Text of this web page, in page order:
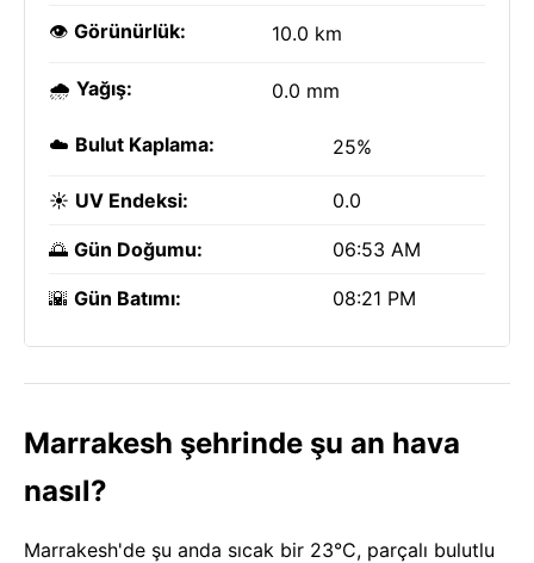
👁️ Görünürlük: 10.0 km
🌧️ Yağış: 0.0 mm
☁️ Bulut Kaplama: 25%
☀️ UV Endeksi: 0.0
🌅 Gün Doğumu: 06:53 AM
🌇 Gün Batımı: 08:21 PM
Marrakesh şehrinde şu an hava
nasıl?
Marrakesh'de şu anda sıcak bir 23°C, parçalı bulutlu